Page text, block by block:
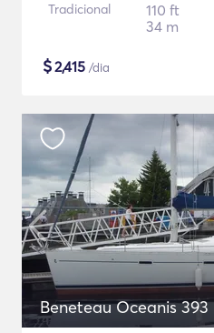
Tradicional
110 ft
34 m
$2,415 /dia
Beneteau Oceanis 393